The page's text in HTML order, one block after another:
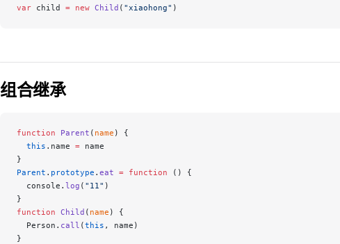
var child = new Child ( "xiaohong" )
组合继承
function Parent ( name ) {
  this
.name = name
}
Parent . prototype . eat = function () {
  console.
log ( "11" )
}
function Child ( name ) {
  Person.
call (this , name)
}